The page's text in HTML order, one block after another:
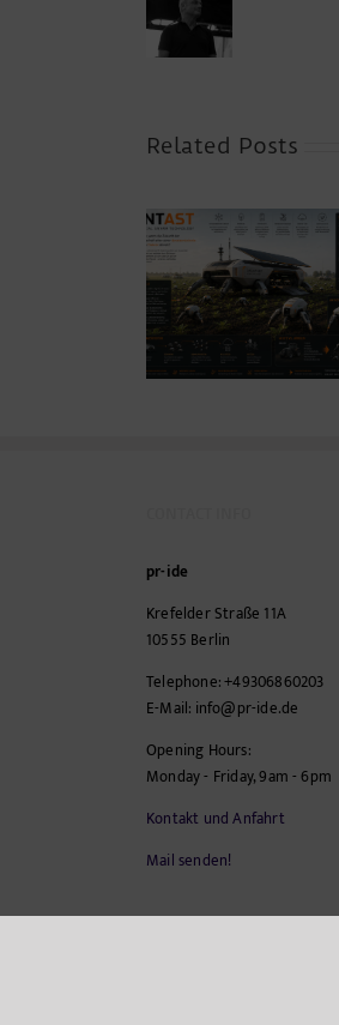
Related Posts
Warum
Energiewende
Acker nicht
Motorraum
pr-ide
Krefelder Straße 11A
10555 Berlin
Telephone:+49306860203
E-Mail: info@pr-ide.de
Opening Hours:
Monday - Friday, 9am - 6pm
Kontakt und Anfahrt
Mail senden!